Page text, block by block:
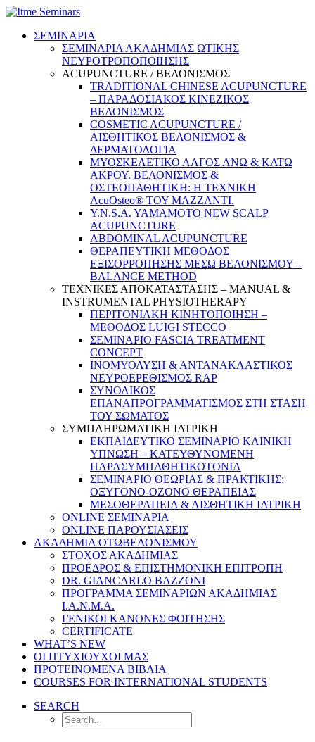
ΣΕΜΙΝΑΡΙΑ
ΣΕΜΙΝΑΡΙΑ ΑΚΑΔΗΜΙΑΣ ΩΤΙΚΗΣ
ΝΕΥΡΟΤΡΟΠΟΠΟΙΗΣΗΣ
ACUPUNCTURE / ΒΕΛΟΝΙΣΜΟΣ
TRADITIONAL CHINESE ACUPUNCTURE
– ΠΑΡΑΔΟΣΙΑΚΟΣ ΚΙΝΕΖΙΚΟΣ
ΒΕΛΟΝΙΣΜΟΣ
COSMETIC ACUPUNCTURE /
ΑΙΣΘΗΤΙΚΟΣ ΒΕΛΟΝΙΣΜΟΣ &
ΔΕΡΜΑΤΟΛΟΓΙΑ
ΜΥΟΣΚΕΛΕΤΙΚΟ ΑΛΓΟΣ ΑΝΩ & ΚΑΤΩ
ΑΚΡΟΥ. ΒΕΛΟΝΙΣΜΟΣ &
ΟΣΤΕΟΠΑΘΗΤΙΚΗ: Η ΤΕΧΝΙΚΗ
AcuOsteo® ΤΟΥ MAZZANTI.
Y.N.S.A. YAMAMOTO NEW SCALP
ACUPUNCTURE
ABDOMINAL ACUPUNCTURE
ΘΕΡΑΠΕΥΤΙΚΗ ΜΕΘΟΔΟΣ
ΕΞΙΣΟΡΡΟΠΗΣΗΣ ΜΕΣΩ ΒΕΛΟΝΙΣΜΟΥ –
BALANCE METHOD
ΤΕΧΝΙΚΕΣ ΑΠΟΚΑΤΑΣΤΑΣΗΣ – MANUAL &
INSTRUMENTAL PHYSIOTHERAPY
ΠΕΡΙΤΟΝΙΑΚΗ ΚΙΝΗΤΟΠΟΙΗΣΗ –
ΜΕΘΟΔΟΣ LUIGI STECCO
ΣΕΜΙΝΑΡΙΟ FASCIA TREATMENT
CONCEPT
ΙΝΟΜΥΟΛΥΣΗ & ΑΝΤΑΝΑΚΛΑΣΤΙΚΟΣ
ΝΕΥΡΟΕΡΕΘΙΣΜΟΣ RAP
ΣΥΝΟΛΙΚΟΣ
ΕΠΑΝΑΠΡΟΓΡΑΜΜΑΤΙΣΜΟΣ ΣΤΗ ΣΤΑΣΗ
ΤΟΥ ΣΩΜΑΤΟΣ
ΣΥΜΠΛΗΡΩΜΑΤΙΚΗ ΙΑΤΡΙΚΗ
ΕΚΠΑΙΔΕΥΤΙΚΟ ΣΕΜΙΝΑΡΙΟ ΚΛΙΝΙΚΗ
ΥΠΝΩΣΗ – ΚΑΤΕΥΘΥΝΟΜΕΝΗ
ΠΑΡΑΣΥΜΠΑΘΗΤΙΚΟΤΟΝΙΑ
ΣΕΜΙΝΑΡΙΟ ΘΕΩΡΙΑΣ & ΠΡΑΚΤΙΚΗΣ:
ΟΞΥΓΟΝΟ-ΟΖΟΝΟ ΘΕΡΑΠΕΙΑΣ
ΜΕΣΟΘΕΡΑΠΕΙΑ & ΑΙΣΘΗΤΙΚΗ ΙΑΤΡΙΚΗ
ONLINE ΣΕΜΙΝΑΡΙΑ
ONLINE ΠΑΡΟΥΣΙΑΣΕΙΣ
ΑΚΑΔΗΜΙΑ ΟΤΩΒΕΛΟΝΙΣΜΟΥ
ΣΤΟΧΟΣ ΑΚΑΔΗΜΙΑΣ
ΠΡΟΕΔΡΟΣ & ΕΠΙΣΤΗΜΟΝΙΚΗ ΕΠΙΤΡΟΠΗ
DR. GIANCARLO BAZZONI
ΠΡΟΓΡΑΜΜΑ ΣΕΜΙΝΑΡΙΩΝ ΑΚΑΔΗΜΙΑΣ
Ι.Α.Ν.Μ.Α.
ΓΕΝΙΚΟΙ ΚΑΝΟΝΕΣ ΦΟΙΤΗΣΗΣ
CERTIFICATE
WHAT’S NEW
ΟΙ ΠΤΥΧΙΟΥΧΟΙ ΜΑΣ
ΠΡΟΤΕΙΝΟΜΕΝΑ ΒΙΒΛΙΑ
COURSES FOR INTERNATIONAL STUDENTS
SEARCH